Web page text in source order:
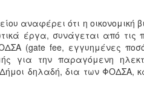
αναφέρει ότι η οικονομική
έργα, συνάγεται από τις
(gate fee, εγγυημένες
για την παραγόμενη
δηλαδή, δια των ΦΟΔΣΑ,